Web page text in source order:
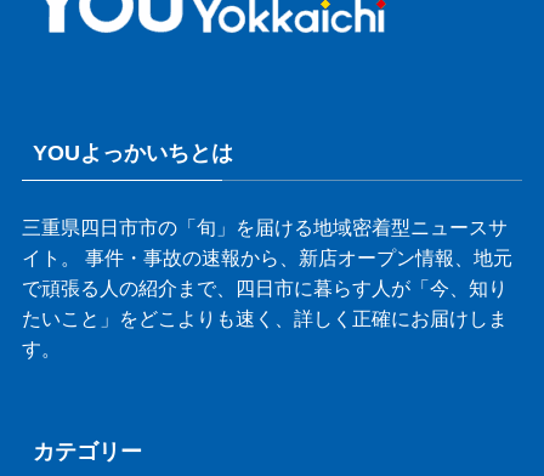
YOUよっかいちとは
三重県四日市市の「旬」を届ける地域密着型ニュースサ
イト。 事件・事故の速報から、新店オープン情報、地元
で頑張る人の紹介まで、四日市に暮らす人が「今、知り
たいこと」をどこよりも速く、詳しく正確にお届けしま
す。
カテゴリー